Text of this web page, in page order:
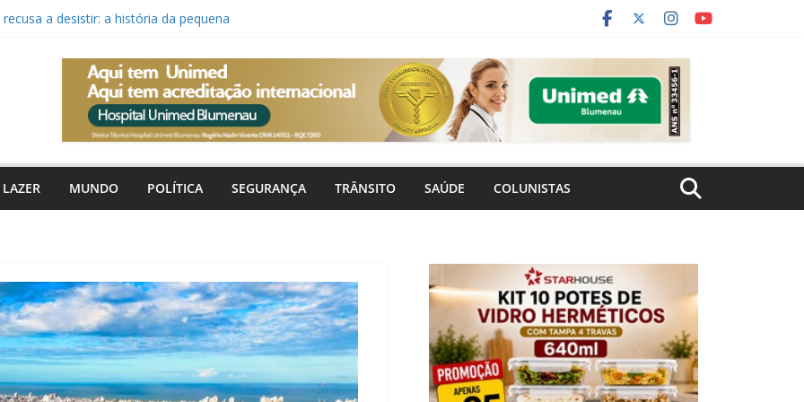
a desistir: a história da pequena
faz 20 anos com aumento de
e recorde de ameaças em Santa
forma no oceano e frente fria traz ventos
Santa Catarina
promove concerto gratuito de música
em Blumenau
LAZER MUNDO POLÍTICA SEGURANÇA TRÂNSITO SAÚDE COLUNISTAS